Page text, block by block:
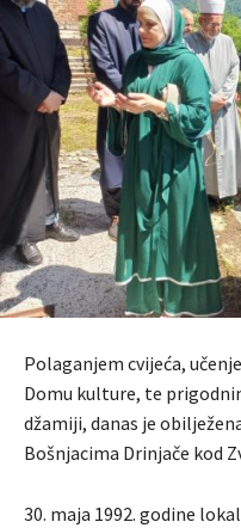
Polaganjem cvijeća,
Domu kulture, te
džamiji, danas je
Bošnjacima Drinjače kod
30. maja 1992. godine